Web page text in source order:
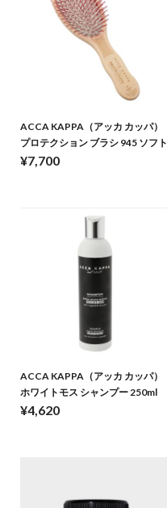
ACCA KAPPA（アッカ カッパ）
プロテクション ブラシ 945 ソフト
¥7,700
ACCA KAPPA（アッカ カッパ）
ホワイトモス シャンプー 250ml
¥4,620